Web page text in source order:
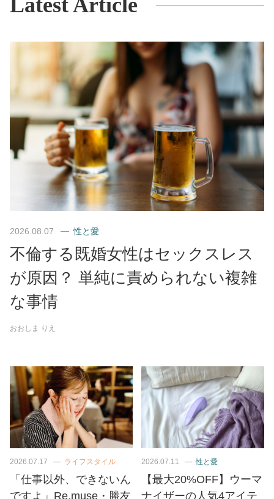
2026.08.07 性と愛
不倫する既婚女性はセックスレス
が原因？ 単純に責められない複雑
な事情
おおしま りえ
2026.07.17 ライフスタイル
「仕事以外、できないん
ですよ」Re.muse・勝友
2026.07.11 性と愛
【最大20%OFF】ウーマ
ナイザーの人気4アイテ